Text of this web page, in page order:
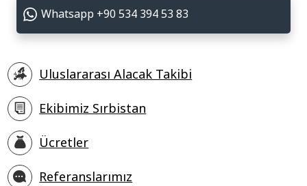
Whatsapp +90 534 394 53 83
Uluslararası Alacak Takibi
Ekibimiz Sırbistan
Ücretler
Referanslarımız